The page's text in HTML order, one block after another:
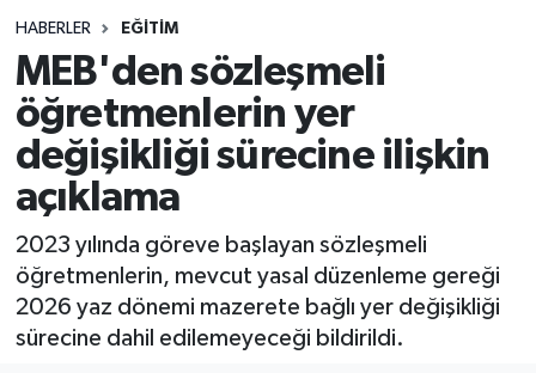
HABERLER EĞITIM
MEB'den sözleşmeli
öğretmenlerin yer
değişikliği sürecine ilişkin
açıklama
2023 yılında göreve başlayan sözleşmeli
öğretmenlerin, mevcut yasal düzenleme gereği
2026 yaz dönemi mazerete bağlı yer değişikliği
sürecine dahil edilemeyeceği bildirildi.
Güncel
Resmi İlanlar
Sağlık
Si̇yaset
Spor
Ergani Trafik Yoğunluk Haritası
Süper Lig Puan Durumu ve Fikstür
Tüm Manşetler
Son Dakika Haberleri
Haber Arşivi